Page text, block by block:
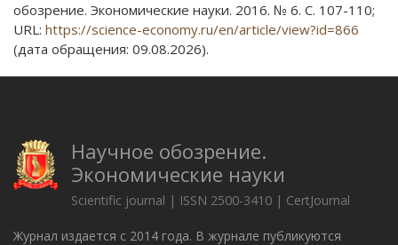
обозрение. Экономические науки. 2016. № 6. С. 107-110;
URL: https://science-economy.ru/en/article/view?id=866
(дата обращения: 09.08.2026).
Научное обозрение.
Экономические науки
Scientific journal | ISSN 2500-3410 | CertJournal
Журнал издается с 2014 года. В журнале публикуются